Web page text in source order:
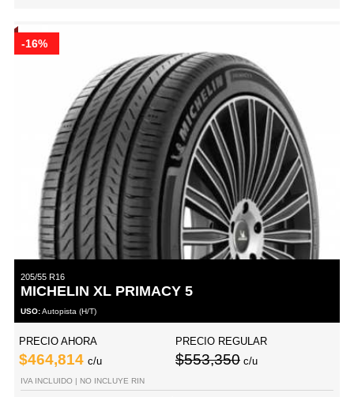
-16%
205/55 R16
MICHELIN XL PRIMACY 5
USO:Autopista (H/T)
PRECIO AHORA
$464,814 c/u
PRECIO REGULAR
$553,350 c/u
IVA INCLUIDO | NO INCLUYE RIN